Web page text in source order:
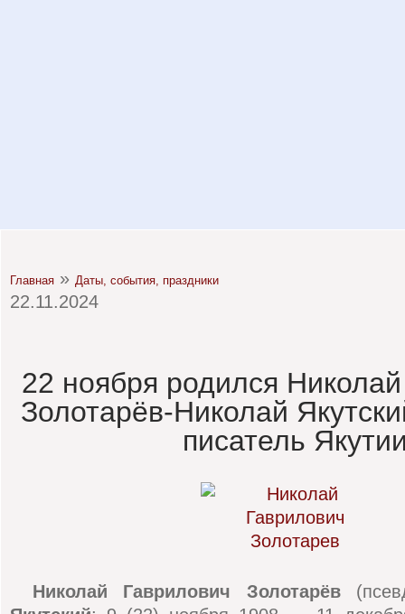
Главная » Даты, события, праздники
22.11.2024
22 ноября родился
Золотарёв-Николай
писатель
Николай Гаврилович Золотарёв